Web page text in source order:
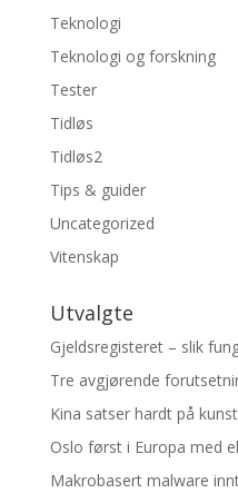
Teknologi
Teknologi og forskning
Tester
Tidløs
Tidløs2
Tips & guider
Uncategorized
Vitenskap
Utvalgte
Gjeldsregisteret – slik
Tre avgjørende
Kina satser hardt på
Oslo først i Europa med
Makrobasert malware